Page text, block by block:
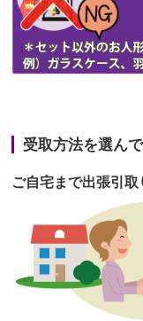
第44回人形供
第43回人形供
第39回人形供
第38回人形供
第37回人形供
第36回人形供
受取方法を選ん
ご自宅まで出張引取